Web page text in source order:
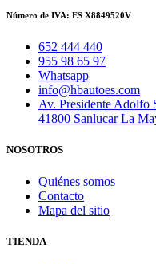
Número de IVA: ES X8849520V
652 444 440
955 98 65 97
Whatsapp
info@hbautoes.com
Av. Presidente Adolfo
41800 Sanlucar La
NOSOTROS
Quiénes somos
Contacto
Mapa del sitio
TIENDA